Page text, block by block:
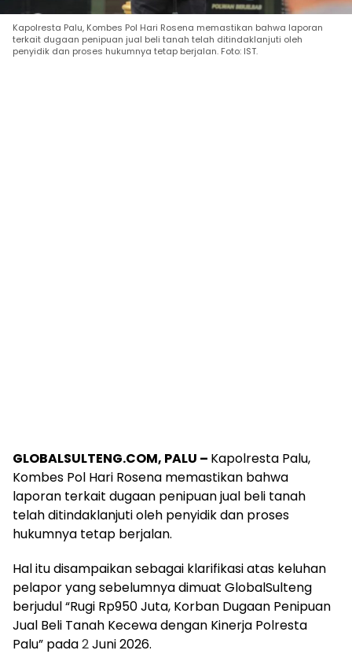
Kapolresta Palu, Kombes Pol Hari Rosena memastikan bahwa laporan
terkait dugaan penipuan jual beli tanah telah ditindaklanjuti oleh
penyidik dan proses hukumnya tetap berjalan. Foto: IST.
GLOBALSULTENG.COM, PALU – Kapolresta Palu,
Kombes Pol Hari Rosena memastikan bahwa
laporan terkait dugaan penipuan jual beli tanah
telah ditindaklanjuti oleh penyidik dan proses
hukumnya tetap berjalan.
Hal itu disampaikan sebagai klarifikasi atas keluhan
pelapor yang sebelumnya dimuat GlobalSulteng
berjudul“Rugi Rp950 Juta, Korban Dugaan Penipuan
Jual Beli Tanah Kecewa dengan Kinerja Polresta
Palu” pada2Juni 2026.